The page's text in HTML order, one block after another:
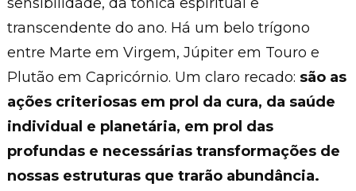
transcendente do ano. Há um belo trígono
entre Marte em Virgem, Júpiter em Touro e
Plutão em Capricórnio. Um claro recado: são as
ações criteriosas em prol da cura, da saúde
individual e planetária, em prol das
profundas e necessárias transformações de
nossas estruturas que trarão abundância.